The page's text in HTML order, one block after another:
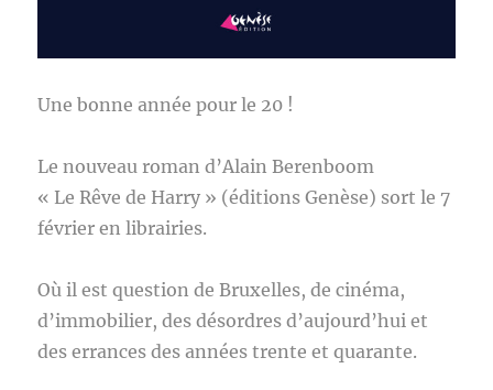
Une bonne année pour le 20 !
Le nouveau roman d’Alain Berenboom
« Le Rêve de Harry » (éditions Genèse) sort le 7
février en librairies.
Où il est question de Bruxelles, de cinéma,
d’immobilier, des désordres d’aujourd’hui et
des errances des années trente et quarante.